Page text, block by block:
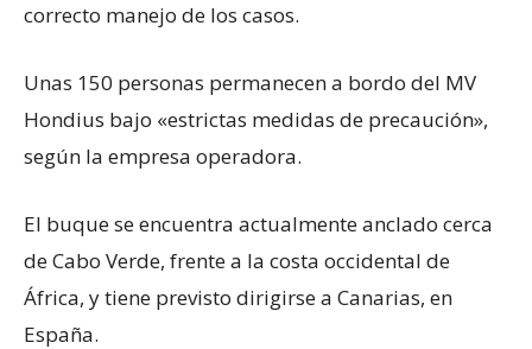
correcto manejo de los casos.
Unas 150 personas permanecen a bordo del MV
Hondius bajo «estrictas medidas de precaución»,
según la empresa operadora.
El buque se encuentra actualmente anclado cerca
de Cabo Verde, frente a la costa occidental de
África, y tiene previsto dirigirse a Canarias, en
España.